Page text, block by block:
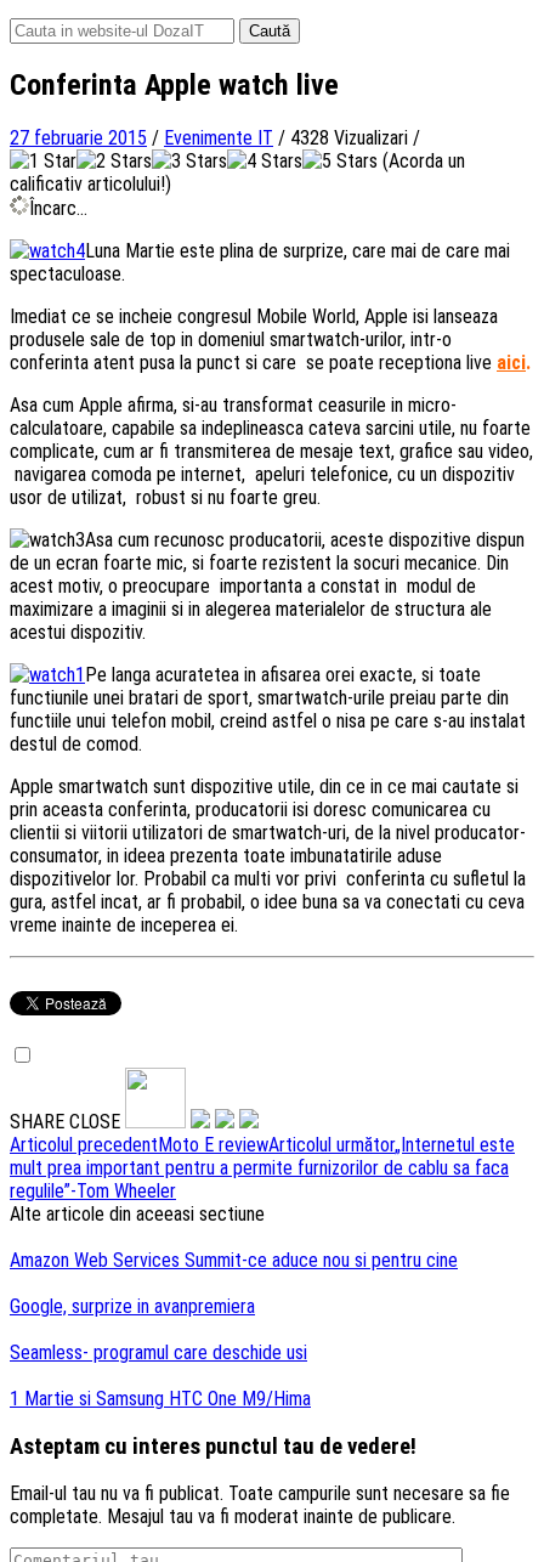
Caută
după:
Conferinta Apple watch live
27 februarie 2015 / Evenimente IT / 4328 Vizualizari /
(Acorda un
calificativ articolului!)
Încarc...
Luna Martie este plina de surprize, care mai de care mai
spectaculoase.
Imediat ce se incheie congresul Mobile World, Apple isi lanseaza
produsele sale de top in domeniul smartwatch-urilor, intr-o
conferinta atent pusa la punct si care se poate receptiona live aici.
Asa cum Apple afirma, si-au transformat ceasurile in micro-
calculatoare, capabile sa indeplineasca cateva sarcini utile, nu foarte
complicate, cum ar fi transmiterea de mesaje text, grafice sau video,
navigarea comoda pe internet, apeluri telefonice, cu un dispozitiv
usor de utilizat, robust si nu foarte greu.
Asa cum recunosc producatorii, aceste dispozitive dispun
de un ecran foarte mic, si foarte rezistent la socuri mecanice. Din
acest motiv, o preocupare importanta a constat in modul de
maximizare a imaginii si in alegerea materialelor de structura ale
acestui dispozitiv.
Pe langa acuratetea in afisarea orei exacte, si toate
functiunile unei bratari de sport, smartwatch-urile preiau parte din
functiile unui telefon mobil, creind astfel o nisa pe care s-au instalat
destul de comod.
Apple smartwatch sunt dispozitive utile, din ce in ce mai cautate si
prin aceasta conferinta, producatorii isi doresc comunicarea cu
clientii si viitorii utilizatori de smartwatch-uri, de la nivel producator-
consumator, in ideea prezenta toate imbunatatirile aduse
dispozitivelor lor. Probabil ca multi vor privi conferinta cu sufletul la
gura, astfel incat, ar fi probabil, o idee buna sa va conectati cu ceva
vreme inainte de inceperea ei.
SHARE CLOSE
Navigare
articole
Articolul precedentMoto E reviewArticolul următor„Internetul este
mult prea important pentru a permite furnizorilor de cablu sa faca
regulile”-Tom Wheeler
Alte articole din aceeasi sectiune
Amazon Web Services Summit-ce aduce nou si pentru cine
Google, surprize in avanpremiera
Seamless- programul care deschide usi
1 Martie si Samsung HTC One M9/Hima
Asteptam cu interes punctul tau de vedere!
Email-ul tau nu va fi publicat. Toate campurile sunt necesare sa fie
completate. Mesajul tau va fi moderat inainte de publicare.